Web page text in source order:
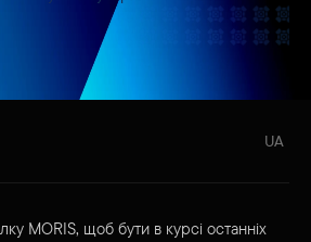
UA
MORIS, щоб бути в курсі останніх